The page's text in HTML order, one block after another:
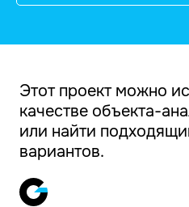
Этот проект можно
качестве объекта-
или найти
вариантов.